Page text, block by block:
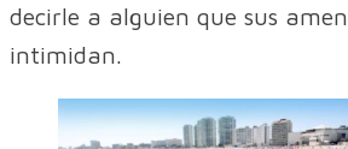
decirle a alguien que sus
intimidan.